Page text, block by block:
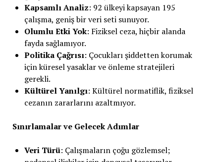
Kapsamlı Analiz: 92 ülkeyi kapsayan 195
çalışma, geniş bir veri seti sunuyor.
Olumlu Etki Yok: Fiziksel ceza, hiçbir alanda
fayda sağlamıyor.
Politika Çağrısı: Çocukları şiddetten korumak
için küresel yasaklar ve önleme stratejileri
gerekli.
Kültürel Yanılgı: Kültürel normatiflik, fiziksel
cezanın zararlarını azaltmıyor.
Sınırlamalar ve Gelecek Adımlar
Veri Türü: Çalışmaların çoğu gözlemsel;